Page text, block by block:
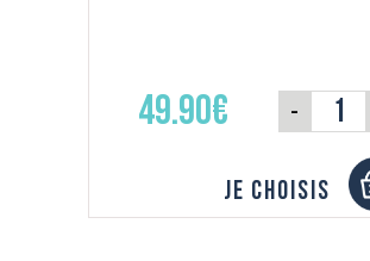
49.90€ -
Je choisis